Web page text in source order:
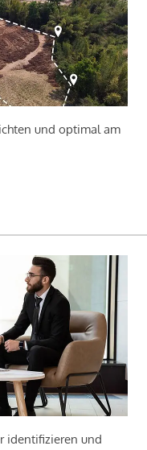
und optimal am
identifizieren und